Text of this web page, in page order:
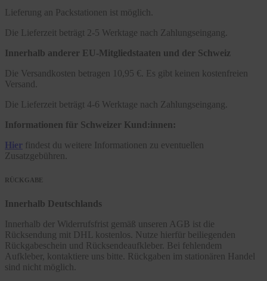
Lieferung an Packstationen ist möglich.
Die Lieferzeit beträgt 2-5 Werktage nach Zahlungseingang.
Innerhalb anderer EU-Mitgliedstaaten und der Schweiz
Die Versandkosten betragen 10,95 €. Es gibt keinen kostenfreien
Versand.
Die Lieferzeit beträgt 4-6 Werktage nach Zahlungseingang.
Informationen für Schweizer Kund:innen:
Hier findest du weitere Informationen zu eventuellen
Zusatzgebühren.
RÜCKGABE
Innerhalb Deutschlands
Innerhalb der Widerrufsfrist gemäß unseren AGB ist die
Rücksendung mit DHL kostenlos. Nutze hierfür beiliegenden
Rückgabeschein und Rücksendeaufkleber. Bei fehlendem
Aufkleber, kontaktiere uns bitte. Rückgaben im stationären Handel
sind nicht möglich.